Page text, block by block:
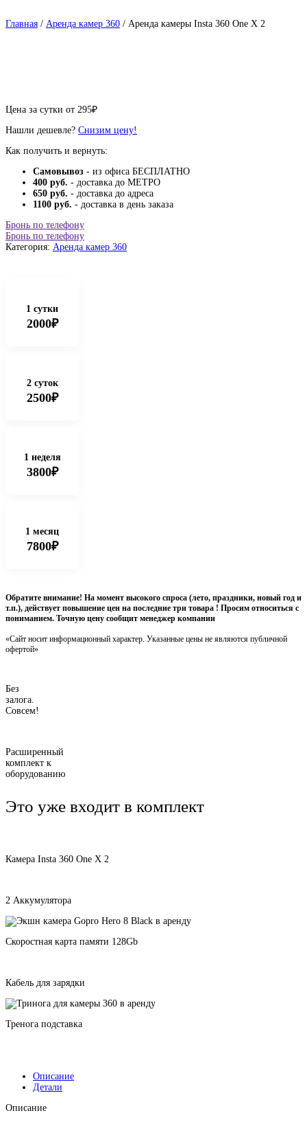
Главная / Аренда камер 360 / Аренда камеры Insta 360 One X 2
Цена за сутки от 295₽
Нашли дешевле? Снизим цену!
Как получить и вернуть:
Самовывоз - из офиса БЕСПЛАТНО
400 руб. - доставка до МЕТРО
650 руб. - доставка до адреса
1100 руб. - доставка в день заказа
Бронь по телефону
Бронь по телефону
Категория: Аренда камер 360
1 сутки
2000₽
2 суток
2500₽
1 неделя
3800₽
1 месяц
7800₽
Обратите внимание! На момент высокого спроса (лето, праздники, новый год и
т.п.), действует повышение цен на последние три товара ! Просим относиться с
пониманием. Точную цену сообщит менеджер компании
«Сайт носит информационный характер. Указанные цены не являются публичной
офертой»
Без
залога.
Совсем!
Расширенный
комплект к
оборудованию
Это уже входит в комплект
Камера Insta 360 One X 2
2 Аккумулятора
Скоростная карта памяти 128Gb
Кабель для зарядки
Тренога подставка
Описание
Детали
Описание